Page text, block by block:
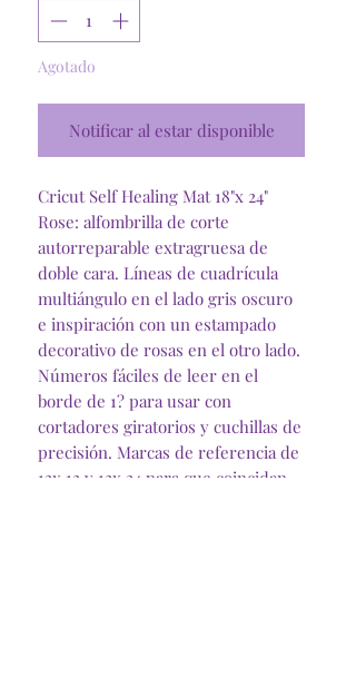
Agotado
Notificar al estar disponible
Cricut Self Healing Mat 18"x 24"
Rose: alfombrilla de corte
autorreparable extragruesa de
doble cara. Líneas de cuadrícula
multiángulo en el lado gris oscuro
e inspiración con un estampado
decorativo de rosas en el otro lado.
Números fáciles de leer en el
borde de 1? para usar con
cortadores giratorios y cuchillas de
precisión. Marcas de referencia de
12x 12 y 12x 24 para que coincidan